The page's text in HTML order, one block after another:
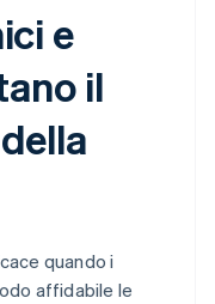
e
il
quando i
affidabile le